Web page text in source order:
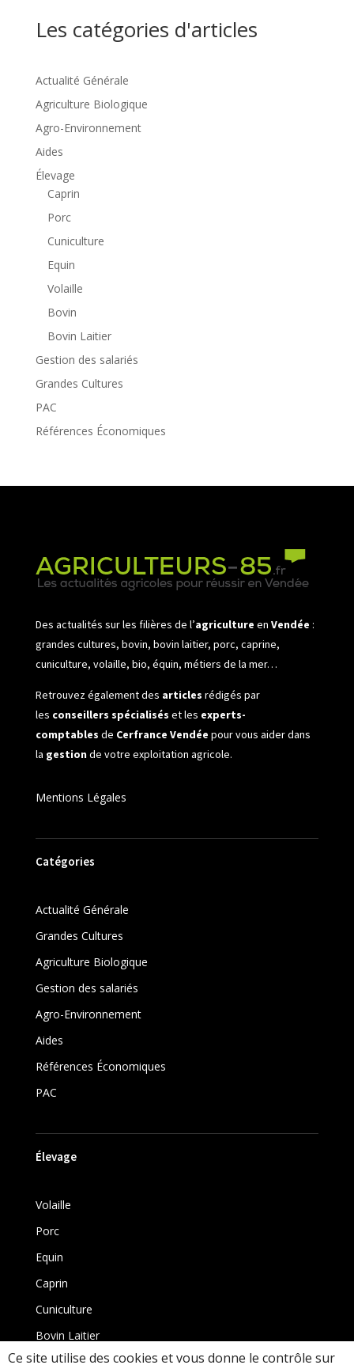
Les catégories d'articles
Actualité Générale
Agriculture Biologique
Agro-Environnement
Aides
Élevage
Caprin
Porc
Cuniculture
Equin
Volaille
Bovin
Bovin Laitier
Gestion des salariés
Grandes Cultures
PAC
Références Économiques
Des actualités sur les filières de l’agriculture en Vendée :
grandes cultures, bovin, bovin laitier, porc, caprine,
cuniculture, volaille, bio, équin, métiers de la mer…
Retrouvez également des articles rédigés par
les conseillers spécialisés et les experts-
comptables de Cerfrance Vendée pour vous aider dans
la gestionde votre exploitation agricole.
Mentions Légales
Catégories
Actualité Générale
Grandes Cultures
Agriculture Biologique
Gestion des salariés
Agro-Environnement
Aides
Références Économiques
PAC
Élevage
Volaille
Porc
Equin
Caprin
Cuniculture
Bovin Laitier
Bovin
Ce site utilise des cookies et vous donne le contrôle sur